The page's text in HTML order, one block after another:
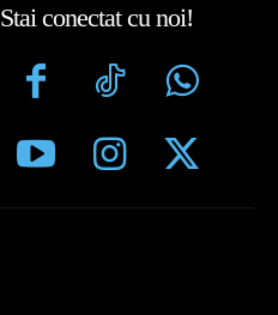
Stai conectat cu noi!